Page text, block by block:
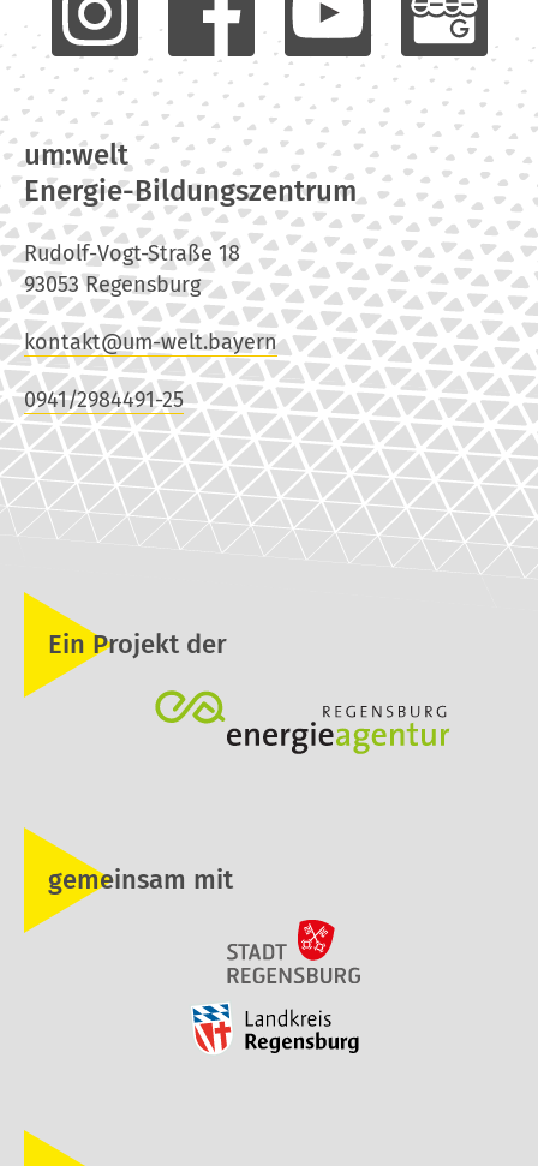
um:welt
Energie-Bildungszentrum
Rudolf-Vogt-Straße 18
93053 Regensburg
kontakt@um-welt.bayern
0941/2984491-25
Ein Projekt der
gemeinsam mit